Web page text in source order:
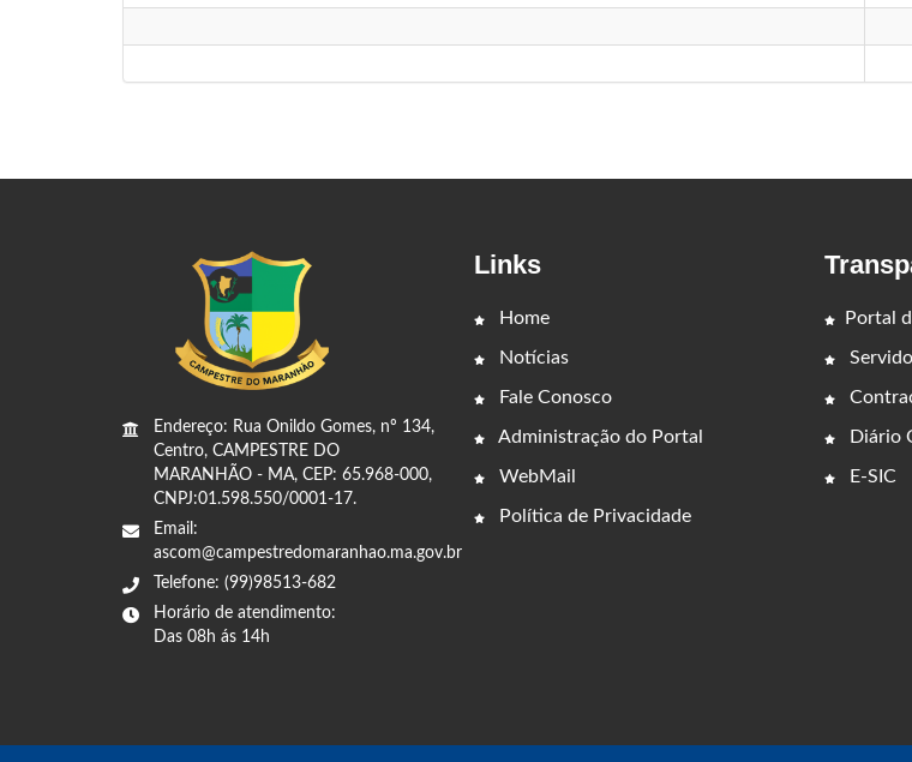
Endereço: Rua Onildo Gomes, nº 134,
Centro, CAMPESTRE DO
MARANHÃO - MA, CEP: 65.968-000,
CNPJ:01.598.550/0001-17.
Email:
ascom@campestredomaranhao.ma.gov.br
Telefone: (99)98513-682
Horário de atendimento:
Das 08h ás 14h
Links
Home
Notícias
Fale Conosco
Administração do Portal
WebMail
Política de Privacidade
Portal
Diário
E-SIC